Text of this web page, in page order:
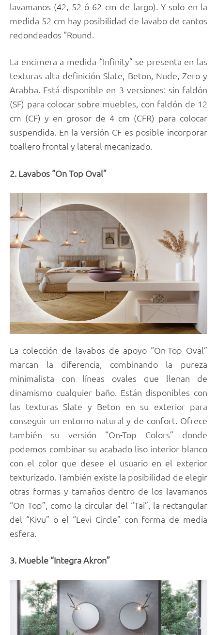
lavamanos (42, 52 ó 62 cm de largo). Y solo en la
medida 52 cm hay posibilidad de lavabo de cantos
redondeados “Round.
La encimera a medida “Infinity” se presenta en las
texturas alta definición Slate, Beton, Nude, Zero y
Arabba. Está disponible en 3 versiones: sin faldón
(SF) para colocar sobre muebles, con faldón de 12
cm (CF) y en grosor de 4 cm (CFR) para colocar
suspendida. En la versión CF es posible incorporar
toallero frontal y lateral mecanizado.
2. Lavabos “On Top Oval”
La colección de lavabos de apoyo “On-Top Oval”
marcan la diferencia, combinando la pureza
minimalista con líneas ovales que llenan de
dinamismo cualquier baño. Están disponibles con
las texturas Slate y Beton en su exterior para
conseguir un entorno natural y de confort. Ofrece
también su versión “On-Top Colors” donde
podemos combinar su acabado liso interior blanco
con el color que desee el usuario en el exterior
texturizado. También existe la posibilidad de elegir
otras formas y tamaños dentro de los lavamanos
“On Top”, como la circular del “Tai”, la rectangular
del “Kivu” o el “Levi Circle” con forma de media
esfera.
3. Mueble “Integra Akron”